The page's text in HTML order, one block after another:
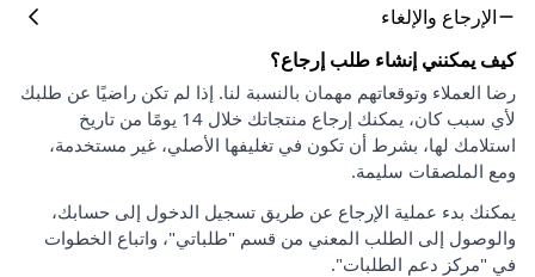
الإرجاع والإلغاء
كيف يمكنني إنشاء طلب إرجاع؟
رضا العملاء وتوقعاتهم مهمان بالنسبة لنا. إذا لم تكن راضيًا عن طلبك
لأي سبب كان، يمكنك إرجاع منتجاتك خلال 14 يومًا من تاريخ
استلامك لها، بشرط أن تكون في تغليفها الأصلي، غير مستخدمة،
ومع الملصقات سليمة.
يمكنك بدء عملية الإرجاع عن طريق تسجيل الدخول إلى حسابك،
والوصول إلى الطلب المعني من قسم "طلباتي"، واتباع الخطوات
في "مركز دعم الطلبات".